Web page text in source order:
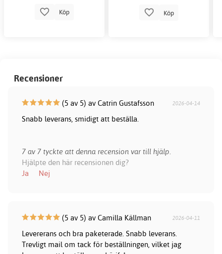
Köp Köp
Recensioner
(5 av 5) av Catrin Gustafsson 2026-04-14
Snabb leverans, smidigt att beställa.
7 av 7 tyckte att denna recension var till hjälp.
Hjälpte den här recensionen dig?
Ja
Nej
(5 av 5) av Camilla Källman 2026-04-11
Levererans och bra paketerade. Snabb leverans.
Trevligt mail om tack för beställningen, vilket jag